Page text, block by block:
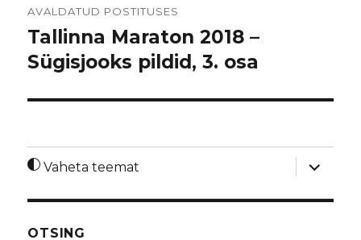
AVALDATUD POSTITUSES
Tallinna Maraton 2018 –
Sügisjooks pildid, 3. osa
Vaheta teemat
laienda
OTSING